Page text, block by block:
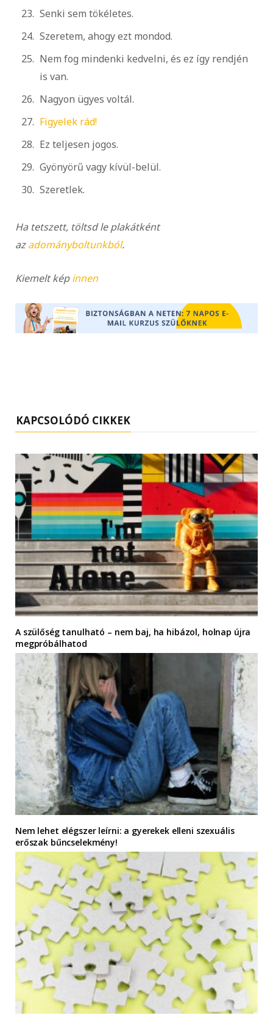
Senki sem tökéletes.
Szeretem, ahogy ezt mondod.
Nem fog mindenki kedvelni, és ez így rendjén
is van.
Nagyon ügyes voltál.
Figyelek rád!
Ez teljesen jogos.
Gyönyörű vagy kívül-belül.
Szeretlek.
Ha tetszett, töltsd le plakátként
azadományboltunkból.
Kiemelt képinnen
KAPCSOLÓDÓ CIKKEK
A szülőség tanulható – nem baj, ha hibázol, holnap újra
megpróbálhatod
Nem lehet elégszer leírni: a gyerekek elleni szexuális
erőszak bűncselekmény!